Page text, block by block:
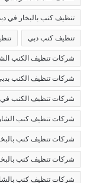
تنظيف كنب بالبخار في
تنظيف كنب دبي
شركات تنظيف الكنب
شركات تنظيف الكنب
شركات تنظيف الكنب
شركات تنظيف كنب
شركات تنظيف كنب
شركات تنظيف كنب
شركات تنظيف كنب